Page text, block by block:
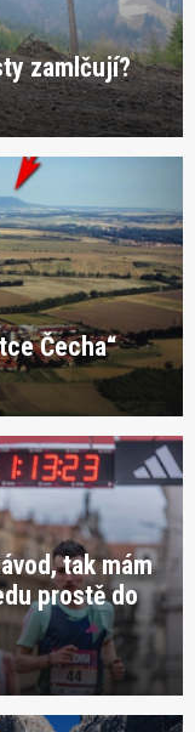
zamlčují?
Čecha“
tak mám
prostě do